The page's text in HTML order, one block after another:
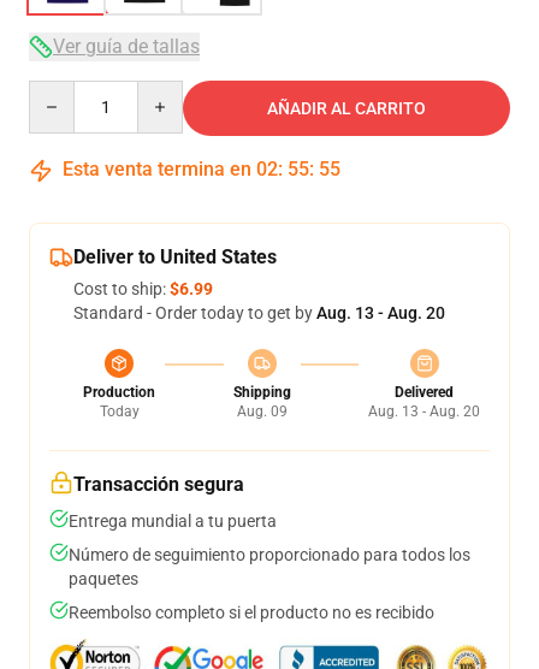
Ver guía de tallas
AÑADIR AL CARRITO
Esta venta termina en 02: 55: 54
Deliver to United States
Cost to ship:$6.99
Standard - Order today to get byAug. 13 - Aug. 20
Production
Today
Shipping
Aug. 09
Delivered
Aug. 13 - Aug. 20
Transacción segura
Entrega mundial a tu puerta
Número de seguimiento proporcionado para todos los
paquetes
Reembolso completo si el producto no es recibido